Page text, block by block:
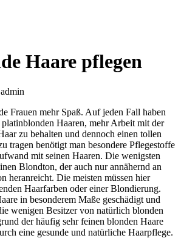
Haare pflegen
Frauen mehr Spaß. Auf jeden Fall haben
platinblonden Haaren, mehr Arbeit mit der
zu behalten und dennoch einen tollen
tragen benötigt man besondere Pflegestoffe
mit seinen Haaren. Die wenigsten
Blondton, der auch nur annähernd an
heranreicht. Die meisten müssen hier
Haarfarben oder einer Blondierung.
in besonderem Maße geschädigt und
wenigen Besitzer von natürlich blonden
der häufig sehr feinen blonden Haare
eine gesunde und natürliche Haarpflege.